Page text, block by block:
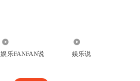
娱乐FANFAN说 娱乐说